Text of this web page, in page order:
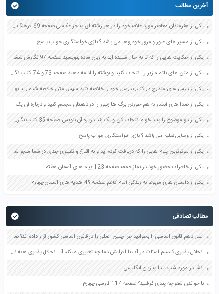
آخرین مطالب
یکی از هنرمندان معاصر مورد علاقه خود را در هر رشته ای به جز عکاسی صفحه 69 فرهنگ و هنر نهم
یکی از مسیر های عبور و مرور خودروها می باشد ؟ بازی خواستگاری جواب پاسخ
یکی از حکایت هایی را که تا به حال شنیده اید به زبان ساده بنویسید صفحه 97 نگارش ششم دبستان
یکی از متن های ناتمام زیر را انتخاب کنید و نوشته را ادامه دهید صفحه 73 و 74 کتاب نگارش فارسی پنجم دبستان
یکی از درس های مندرج در کتاب درسی خود را خلاصه کنید سپس متن خلاصه شده را با بهره گیری از روش های دسته بندی نمودار جدول نقشه مفهومی نشان دهید صفحه 118 نگارش یازدهم
یکی از صدا های آبشار به هم خوردن برگ ها زنبور را در ذهنتان مجسم کنید و درباره آن یک بند بنویسید صفحه 11 نگارش پنجم
یکی از دو موضوع را به دلخواه انتخاب کن و یک بند درباره آن بنویس صفحه 35 کتاب نگارش فارسی سوم
یکی از وسایل نقلیه می باشد ؟ بازی خواستگاری جواب پاسخ
یکی از موثرترین پیام هایی را که دریافت کرده اید و به اقناع و تغییری جدی در شما منجر شده است برسی کنید و علت این تاثیر گذاری قابل توجه را بنویسید صفحه 52 تفکر و سواد رسانه ای دهم
یکی از خاطرات حضور خود در نماز جمعه صفحه 123 پیام های آسمان هفتم
یکی از داستان های مربوط به زندگی امام کاظم صفحه 45 هدیه های آسمان چهارم
مطالب تصادفی
اصل دهم قانون اساسی را بخوانید چرا چنین اصلی را در قانون اساسی کشور قرار داده اند؟ صفحه 139 مطالعات اجتماعی نهم
انحلال پذیری کلسیم استات در آب با افزایش دما چه تغییری میکند آیا انحلال پذیری همه نمک ها در آب با افزایش دما افزایش می یابد صفحه 136 آزمایشگاه علوم تجربی دهم
انشا در مورد شب یلدا به زبان انگلیسی
با خواندن شعر چه پندی گرفتید؟ صفحه 114 فارسی چهارم